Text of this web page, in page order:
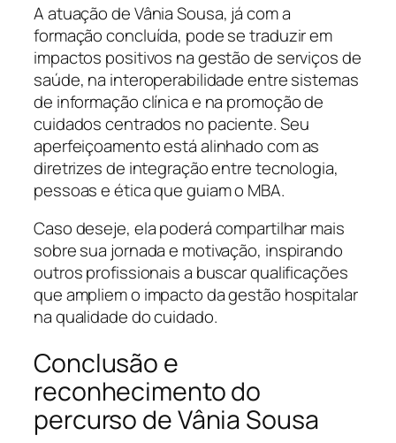
A atuação de Vânia Sousa, já com a
formação concluída, pode se traduzir em
impactos positivos na gestão de serviços de
saúde, na interoperabilidade entre sistemas
de informação clínica e na promoção de
cuidados centrados no paciente. Seu
aperfeiçoamento está alinhado com as
diretrizes de integração entre tecnologia,
pessoas e ética que guiam o MBA.
Caso deseje, ela poderá compartilhar mais
sobre sua jornada e motivação, inspirando
outros profissionais a buscar qualificações
que ampliem o impacto da gestão hospitalar
na qualidade do cuidado.
Conclusão e
reconhecimento do
percurso de Vânia Sousa